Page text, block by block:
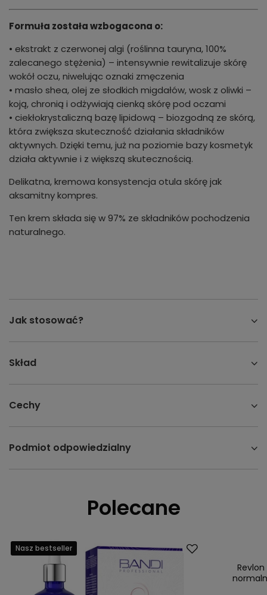
Formuła została wzbogacona o:
• ekstrakt z czerwonej algi (roślinna tauryna, 100%
zalecanego stężenia) – intensywnie rewitalizuje skórę
wokół oczu, niwelując oznaki zmęczenia
• masło shea, olej ze słodkich migdałów, wosk z oliwki –
koją, chronią i odżywiają cienką skórę pod oczami
• ciekłokrystaliczną bazę lipidową – biozgodną ze skórą,
która zwiększa skuteczność działania składników
aktywnych. Dzięki temu, już na poziomie bazy kosmetyk
działa aktywnie i z większą skutecznością.
Delikatna, kremowa konsystencja otula skórę jak
aksamitny kompres.
Ten krem składa się w 97% ze składników pochodzenia
naturalnego.
Jak stosować?
Skład
Cechy
Podmiot odpowiedzialny
Polecane
Nasz bestseller
Nasz